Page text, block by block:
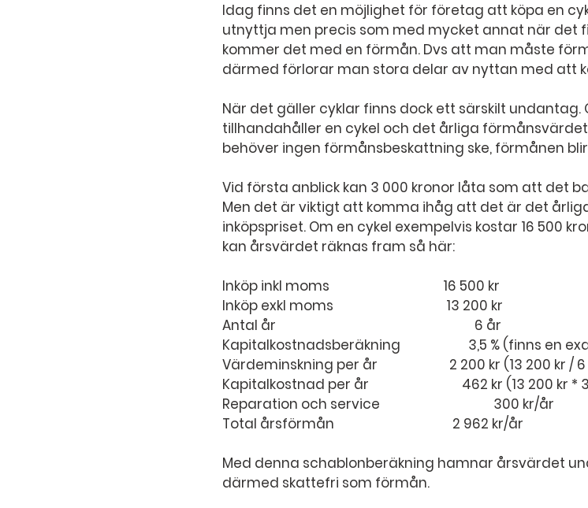
Idag finns det en möjlighet för företag att köpa en
utnyttja men precis som med mycket annat när det
kommer det med en förmån. Dvs att man måste
därmed förlorar man stora delar av nyttan med att
När det gäller cyklar finns dock ett särskilt undantag.
tillhandahåller en cykel och det årliga
behöver ingen förmånsbeskattning ske, förmånen
Vid första anblick kan 3 000 kronor låta som att det
Men det är viktigt att komma ihåg att det är det
inköpspriset. Om en cykel exempelvis kostar 16 500
kan årsvärdet räknas fram så här:
Inköp inkl moms				16 500 kr
Inköp exkl moms				 13 200 kr
Antal år						          6 år
Kapitalkostnadsberäkning		        3,5
Värdeminskning per år			  2 200 kr (13 200
Kapitalkostnad per år		 	      462 kr (13 200
Reparation och service			      300 kr/år
Total årsförmån				   2 962 kr/år
Med denna schablonberäkning hamnar årsvärdet
därmed skattefri som förmån.